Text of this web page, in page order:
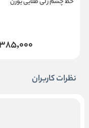
نظرات کاربران